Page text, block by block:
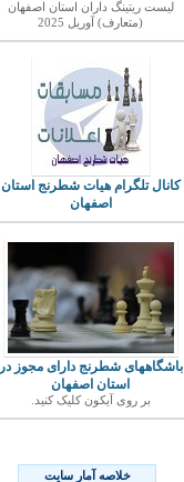
ليست ريتينگ داران استان اصفهان
(متعارف) آوریل 2025
کانال تلگرام هیات شطرنج استان
اصفهان
باشگاههای شطرنج دارای مجوز در
استان اصفهان
بر روی آیکون کلیک کنید.